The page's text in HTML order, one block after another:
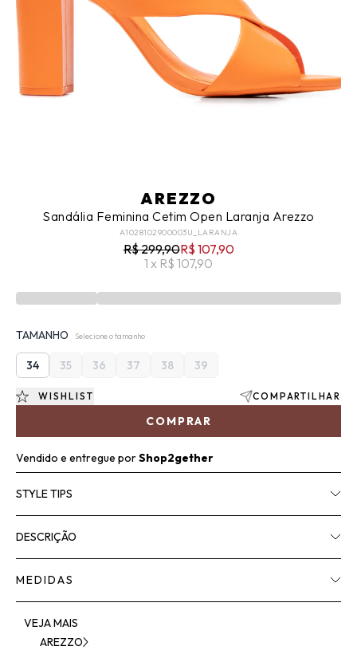
AREZZO
Sandália Feminina Cetim Open Laranja Arezzo
A1028102900003U_LARANJA
R$ 299,90R$ 107,90
1 x R$ 107,90
TAMANHO Selecione o tamanho
34 35 36 37 38 39
COMPRAR
WISHLIST COMPARTILHAR
Vendido e entregue porShop2gether
STYLE TIPS
DESCRIÇÃO
MEDIDAS
VEJA MAIS
AREZZO